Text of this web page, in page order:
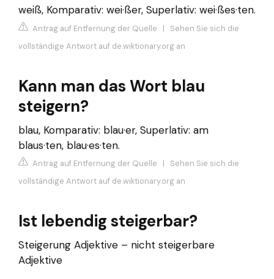
weiß, Komparativ: wei·ßer, Superlativ: wei·ßes·ten.
Antrag auf Entfernung der Quelle | Sehen Sie sich die
vollständige Antwort auf de.wiktionary.org an
Kann man das Wort blau
steigern?
blau, Komparativ: blau·er, Superlativ: am
blaus·ten, blau·es·ten.
Antrag auf Entfernung der Quelle | Sehen Sie sich die
vollständige Antwort auf de.wiktionary.org an
Ist lebendig steigerbar?
Steigerung Adjektive – nicht steigerbare
Adjektive